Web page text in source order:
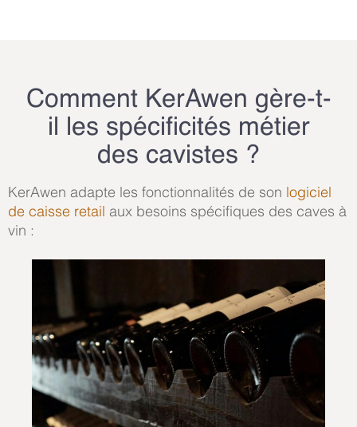
Comment KerAwen gère-t-
il les spécificités métier
des cavistes ?
KerAwen adapte les fonctionnalités de son logiciel
de caisse retail aux besoins spécifiques des caves à
vin :